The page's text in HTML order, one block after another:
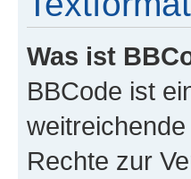
Was ist
BBCode ist
Rechte zur